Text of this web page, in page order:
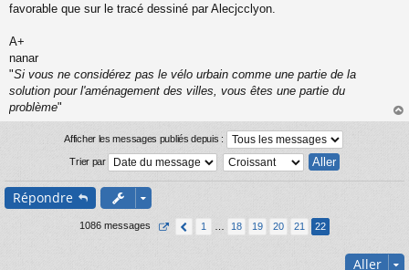
g
n
o
n
u
favorable que sur le tracé dessiné par Alecjcclyon.
A+
nanar
"Si vous ne considérez pas le vélo urbain comme une partie de la
solution pour l'aménagement des villes, vous êtes une partie du
problème"
au
Afficher les messages publiés depuis :
Trier par
Répondre
1086 messages 1 18 19 20 21 22
Aller